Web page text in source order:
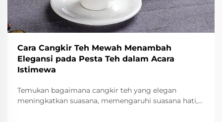
Cara Cangkir Teh Mewah Menambah
Elegansi pada Pesta Teh dalam Acara
Istimewa
Temukan bagaimana cangkir teh yang elegan
meningkatkan suasana, memengaruhi suasana hati,